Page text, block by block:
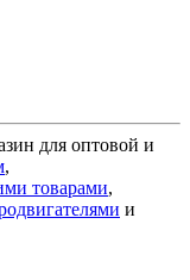
для оптовой и
,
товарами,
и